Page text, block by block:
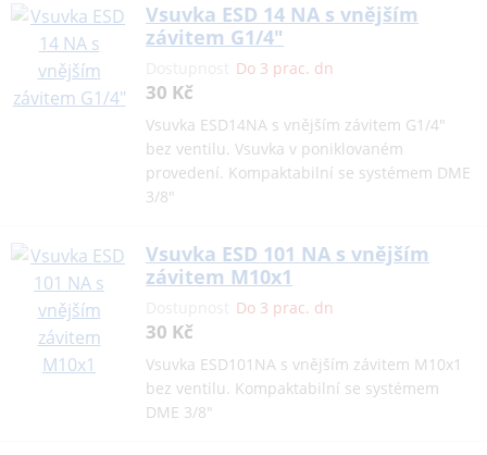
Vsuvka ESD 14 NA s vnějším
závitem G1/4"
Do 3 prac. dn
30 Kč
Vsuvka ESD14NA s vnějším závitem G1/4"
bez ventilu. Vsuvka v poniklovaném
provedení. Kompaktabilní se systémem DME
3/8"
Vsuvka ESD 101 NA s vnějším
závitem M10x1
Do 3 prac. dn
30 Kč
Vsuvka ESD101NA s vnějším závitem M10x1
bez ventilu. Kompaktabilní se systémem
DME 3/8"